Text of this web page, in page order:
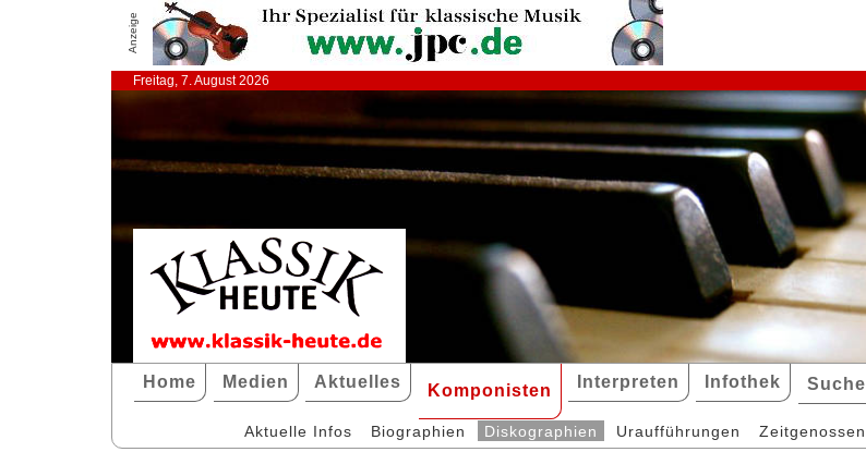
Anzeige
Freitag, 7. August 2026
Home Medien Aktuelles Komponisten Interpreten Infothek Suche
Aktuelle Infos Biographien Diskographien Uraufführungen Zeitgenossen